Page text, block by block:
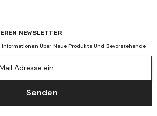
NEWSLETTER
Über Neue Produkte Und Bevorstehende
Adresse ein
Senden